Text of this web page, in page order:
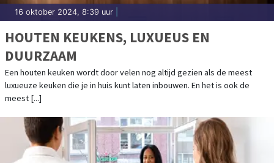
16 oktober 2024, 8:39 uur
HOUTEN KEUKENS, LUXUEUS EN
DUURZAAM
Een houten keuken wordt door velen nog altijd gezien als de meest
luxueuze keuken die je in huis kunt laten inbouwen. En het is ook de
meest [...]